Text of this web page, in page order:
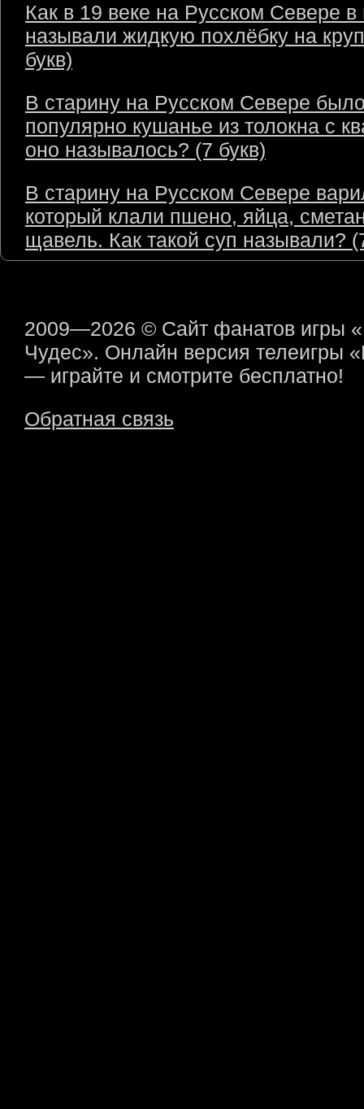
Как в 19 веке на Русском Севере в
называли жидкую похлёбку на
букв)
В старину на Русском Севере
популярно кушанье из толокна с
оно называлось? (7 букв)
В старину на Русском Севере
который клали пшено, яйца,
щавель. Как такой суп называли?
2009—2026 © Сайт фанатов игры
Чудес». Онлайн версия телеигры
— играйте и смотрите бесплатно!
Обратная связь